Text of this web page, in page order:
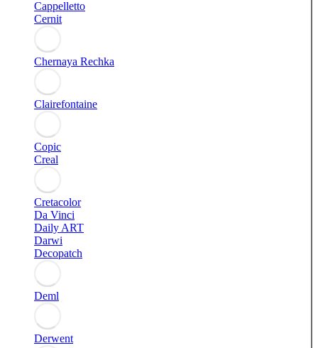
Cappelletto
Cernit
Chernaya Rechka
Clairefontaine
Copic
Creal
Cretacolor
Da Vinci
Daily ART
Darwi
Decopatch
Deml
Derwent